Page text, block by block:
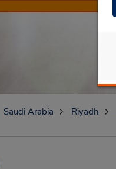
Saudi Arabia Riyadh